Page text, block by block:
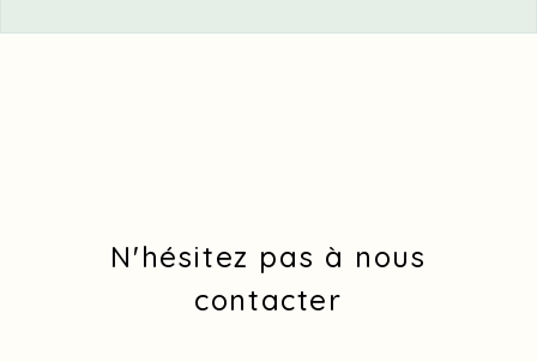
N'hésitez pas à nous
contacter